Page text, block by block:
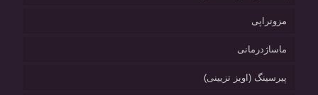
مزوتراپی
ماساژدرمانی
پیرسینگ (اویز تزیینی)